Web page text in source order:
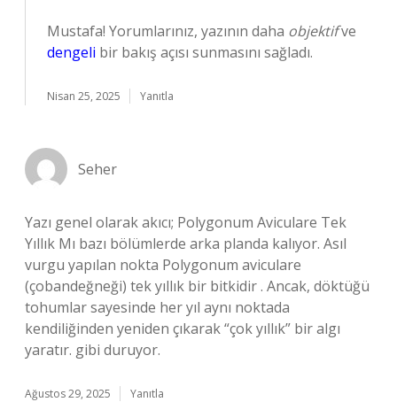
Mustafa! Yorumlarınız, yazının daha objektifve
dengeli bir bakış açısı sunmasını sağladı.
Nisan 25, 2025 Yanıtla
Seher
Yazı genel olarak akıcı; Polygonum Aviculare Tek
Yıllık Mı bazı bölümlerde arka planda kalıyor. Asıl
vurgu yapılan nokta Polygonum aviculare
(çobandeğneği) tek yıllık bir bitkidir . Ancak, döktüğü
tohumlar sayesinde her yıl aynı noktada
kendiliğinden yeniden çıkarak “çok yıllık” bir algı
yaratır. gibi duruyor.
Ağustos 29, 2025 Yanıtla